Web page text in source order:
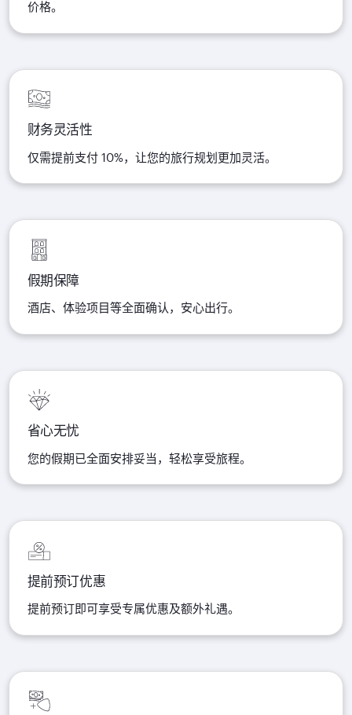
价格。
财务灵活性
仅需提前支付 10%，让您的旅行规划更加灵活。
假期保障
酒店、体验项目等全面确认，安心出行。
省心无忧
您的假期已全面安排妥当，轻松享受旅程。
提前预订优惠
提前预订即可享受专属优惠及额外礼遇。